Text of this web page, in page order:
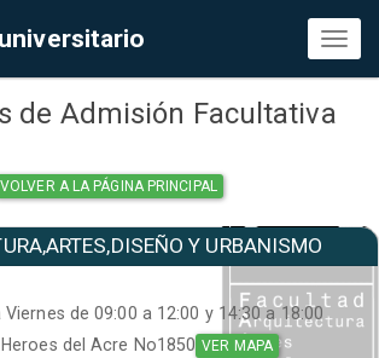
de Admisión Facultativa
VOLVER A LA PÁGINA PRINCIPAL
Y URBANISMO
Viernes de 09:00 a 12:00 y 14:30 a 18:00
del Acre No1850 VER MAPA